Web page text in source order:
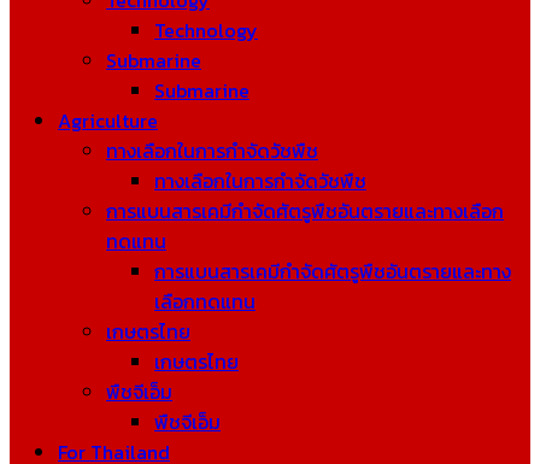
Technology
Submarine
Submarine
Agriculture
ทางเลือกในการกำจัดวัชพืช
ทางเลือกในการกำจัดวัชพืช
การแบนสารเคมีกำจัดศัตรูพืชอันตรายและทางเลือก
ทดแทน
การแบนสารเคมีกำจัดศัตรูพืชอันตรายและทาง
เลือกทดแทน
เกษตรไทย
เกษตรไทย
พืชจีเอ็ม
พืชจีเอ็ม
For Thailand